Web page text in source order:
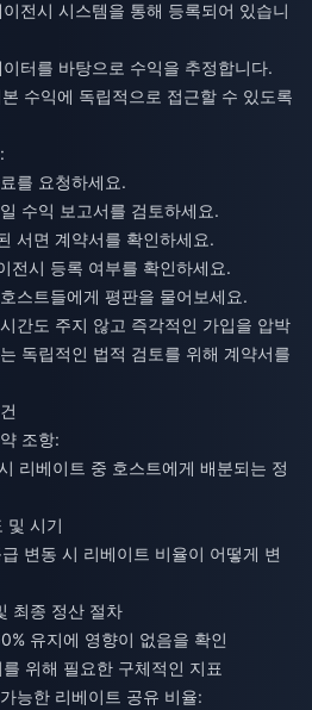
전시 시스템을 통해 등록되어 있습니
터를 바탕으로 수익을 추정합니다.
수익에 독립적으로 접근할 수 있도록
를 요청하세요.
수익 보고서를 검토하세요.
서면 계약서를 확인하세요.
전시 등록 여부를 확인하세요.
스트들에게 평판을 물어보세요.
간도 주지 않고 즉각적인 가입을 압박
독립적인 법적 검토를 위해 계약서를
조항:
리베이트 중 호스트에게 배분되는 정
및 시기
변동 시 리베이트 비율이 어떻게 변
최종 정산 절차
유지에 영향이 없음을 확인
위해 필요한 구체적인 지표
능한 리베이트 공유 비율: